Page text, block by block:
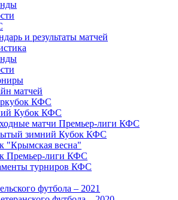
и результаты матчей
матчей
КФС
Кубок КФС
матчи Премьер-лиги КФС
зимний Кубок КФС
"Крымская весна"
Премьер-лиги КФС
турниров КФС
футбола – 2021